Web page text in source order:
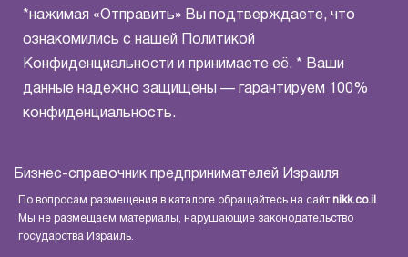
*нажимая «Отправить» Вы подтверждаете, что
ознакомились с нашей
Политикой
Конфиденциальности и принимаете её. * Ваши
данные надежно защищены — гарантируем 100%
конфиденциальность.
Бизнес-справочник предпринимателей Израиля
По вопросам размещения в каталоге обращайтесь на сайт nikk.co.il
Мы не размещаем материалы, нарушающие законодательство
государства Израиль.